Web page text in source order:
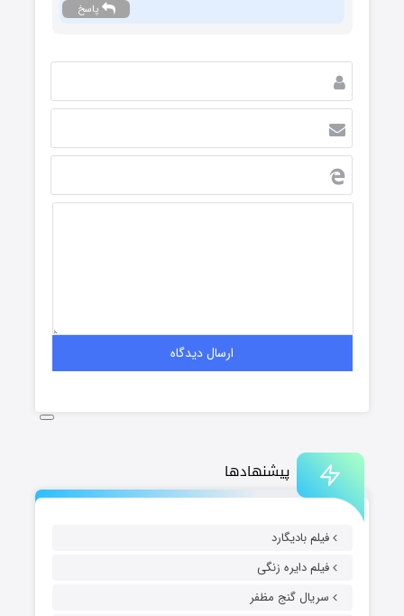
پیشنهادها
فیلم بادیگارد
فیلم دایره زنگی
سریال گنج مظفر
پاسخ